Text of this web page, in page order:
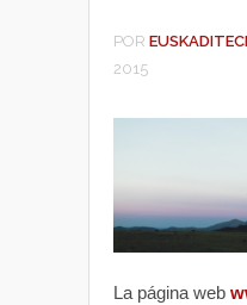
POR
2015
La página web